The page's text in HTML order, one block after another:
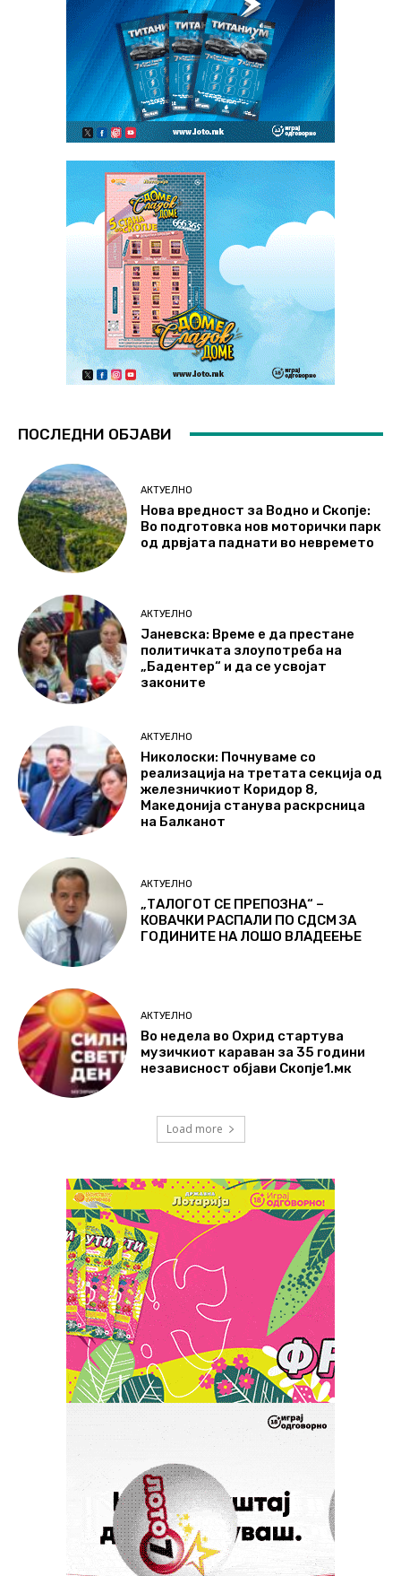
ПОСЛЕДНИ ОБЈАВИ
АКТУЕЛНО
Нова вредност за Водно и Скопје:
Во подготовка нов моторички парк
од дрвјата паднати во невремето
АКТУЕЛНО
Јаневска: Време е да престане
политичката злоупотреба на
„Бадентер“ и да се усвојат
законите
АКТУЕЛНО
Николоски: Почнуваме со
реализација на третата секција од
железничкиот Коридор 8,
Македонија станува раскрсница
на Балканот
АКТУЕЛНО
„ТАЛОГОТ СЕ ПРЕПОЗНА“ –
КОВАЧКИ РАСПАЛИ ПО СДСМ ЗА
ГОДИНИТЕ НА ЛОШО ВЛАДЕЕЊЕ
АКТУЕЛНО
Во недела во Охрид стартува
музичкиот караван за 35 години
независност објави Скопје1.мк
Load more